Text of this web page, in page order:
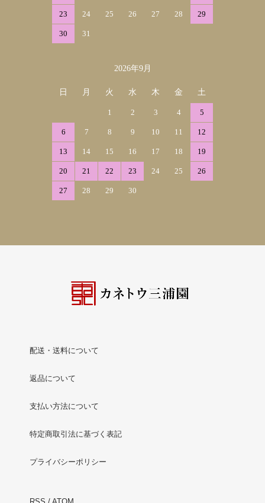
23 24 25 26 27 28 29
30 31
2026年9月
日 月 火 水 木 金 土
1 2 3 4 5
6 7 8 9 10 11 12
13 14 15 16 17 18 19
20 21 22 23 24 25 26
27 28 29 30
配送・送料について
返品について
支払い方法について
特定商取引法に基づく表記
プライバシーポリシー